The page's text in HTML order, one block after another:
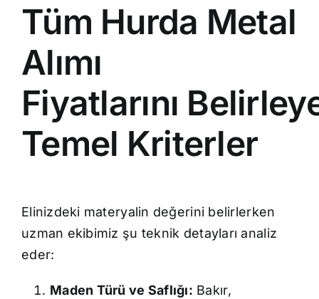
Tüm Hurda Metal
Alımı
Fiyatlarını
Temel Kriterler
Elinizdeki materyalin değerini belirlerken
uzman ekibimiz şu teknik detayları analiz
eder:
Maden Türü ve Saflığı: Bakır,